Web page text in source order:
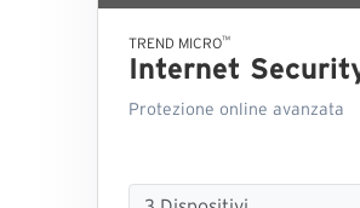
TREND MICRO™
Internet
Protezione online avanzata